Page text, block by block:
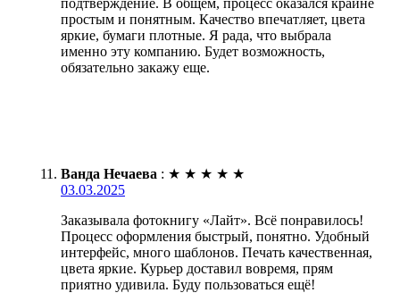
подтверждение. В общем, процесс оказался крайне
простым и понятным. Качество впечатляет, цвета
яркие, бумаги плотные. Я рада, что выбрала
именно эту компанию. Будет возможность,
обязательно закажу еще.
Ванда Нечаева : ★ ★ ★ ★ ★
03.03.2025
Заказывала фотокнигу «Лайт». Всё понравилось!
Процесс оформления быстрый, понятно. Удобный
интерфейс, много шаблонов. Печать качественная,
цвета яркие. Курьер доставил вовремя, прям
приятно удивила. Буду пользоваться ещё!